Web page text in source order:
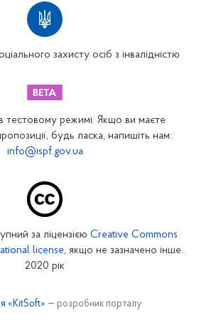
захисту осіб з інвалідністю
тестовому режимі. Якщо ви маєте
будь ласка, напишіть нам:
info@ispf.gov.ua
за ліцензією Creative Commons
license, якщо не зазначено інше.
2020 рік
«KitSoft» — розробник порталу